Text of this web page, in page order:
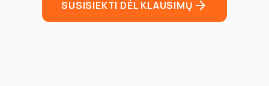
SUSISIEKTI DĖL KLAUSIMŲ arrow_forward